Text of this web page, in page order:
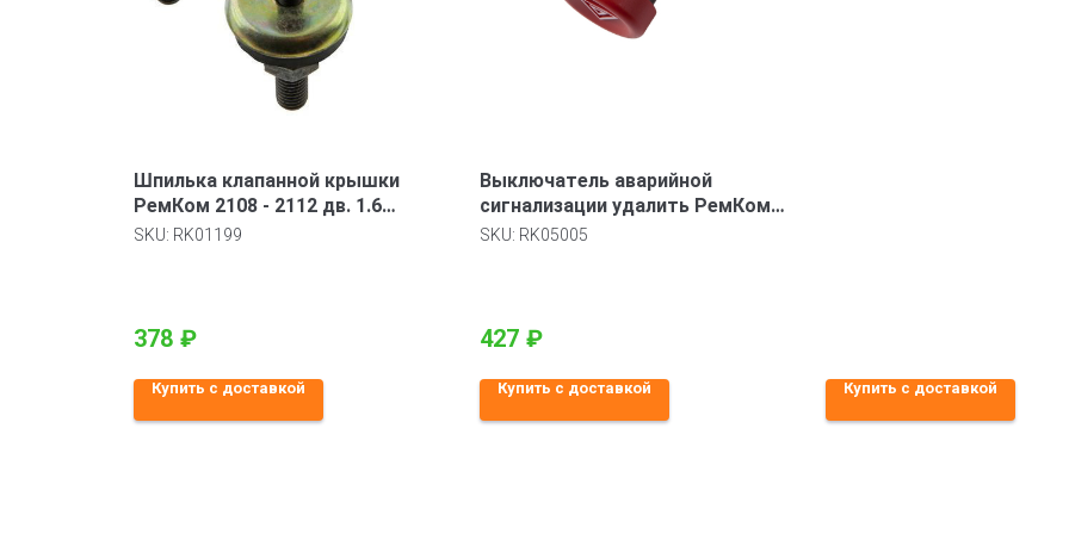
Шпилька клапанной крышки
РемКом 2108 - 2112 дв. 1.6
(компл. 2шт)
SKU: RK01199
378 ₽
Купить с доставкой
Выключатель аварийной
сигнализации удалить РемКом
Ваз 2113-2115
SKU: RK05005
427 ₽
Купить с доставкой Купить с доставкой